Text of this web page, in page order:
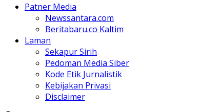
Patner Media
Newssantara.com
Beritabaru.co Kaltim
Laman
Sekapur Sirih
Pedoman Media Siber
Kode Etik Jurnalistik
Kebijakan Privasi
Disclaimer